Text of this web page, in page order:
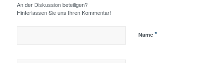
An der Diskussion beteiligen?
Hinterlassen Sie uns Ihren Kommentar!
Name *